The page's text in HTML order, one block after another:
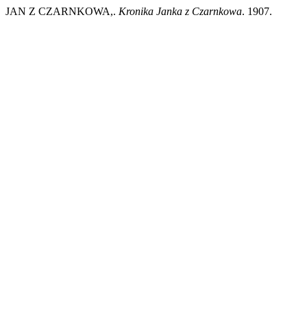
JAN Z CZARNKOWA,. Kronika Janka z Czarnkowa. 1907.